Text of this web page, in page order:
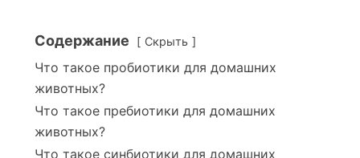
Содержание Скрыть
Что такое пробиотики для домашних
животных?
Что такое пребиотики для домашних
животных?
Что такое синбиотики для домашних